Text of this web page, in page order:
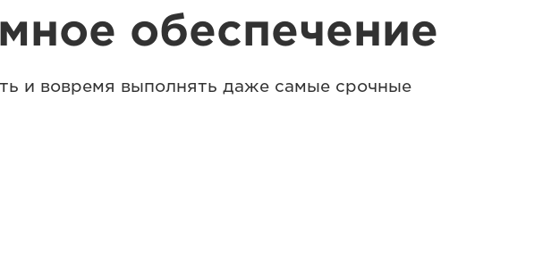
обеспечение
и вовремя выполнять даже самые срочные